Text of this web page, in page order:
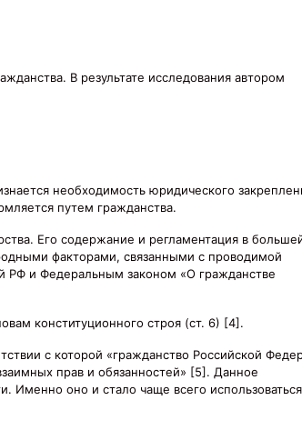
В результате исследования автором
необходимость юридического
путем гражданства.
Его содержание и регламентация в
факторами, связанными с проводимой
РФ и Федеральным законом «О гражданстве
конституционного строя (ст. 6) [4].
с которой «гражданство Российской
прав и обязанностей» [5]. Данное
Именно оно и стало чаще всего